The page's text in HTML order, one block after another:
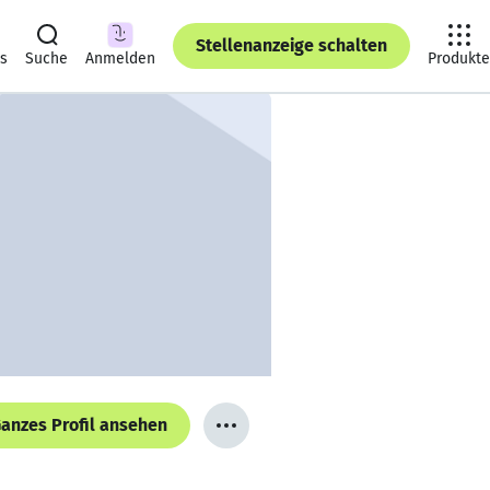
Suche Anmelden
Stellenanzeige schalten
Produkte
Profil ansehen